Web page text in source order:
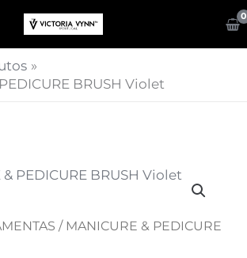
BRUSH Violet
/ MANICURE & PEDICURE